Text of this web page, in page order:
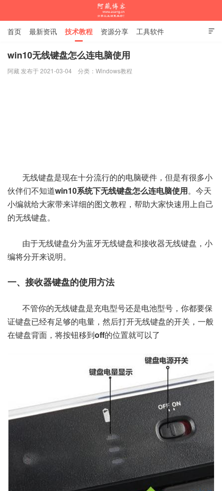

首页 最新资讯 技术教程 资源分享 工具软件
杂谈随笔
win10无线键盘怎么连电脑使用
阿藏 发布于 2021-03-04 分类： Windows教程
无线键盘是现在十分流行的的电脑硬件，但是有很多小
伙伴们不知道win10系统下无线键盘怎么连电脑使用。今天
小编就给大家带来详细的图文教程，帮助大家快速用上自己
的无线键盘。
由于无线键盘分为蓝牙无线键盘和接收器无线键盘，小
编将分开来说明。
一、接收器键盘的使用方法
不管你的无线键盘是充电型号还是电池型号，你都要保
证键盘已经有足够的电量，然后打开无线键盘的开关，一般
在键盘背面，将按钮移到off的位置就可以了